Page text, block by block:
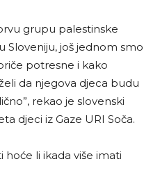
grupu palestinske
Sloveniju, još jednom smo
potresne i kako
da njegova djeca budu
rekao je slovenski
djeci iz Gaze URI Soča.
hoće li ikada više imati